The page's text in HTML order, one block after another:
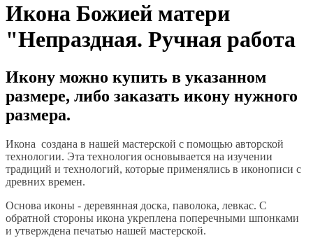
Икона Божией матери
"Непраздная. Ручная работа
Икону можно купить в указанном
размере, либо заказать икону нужного
размера.
Икона создана в нашей мастерской с помощью авторской
технологии. Эта технология основывается на изучении
традиций и технологий, которые применялись в иконописи с
древних времен.
Основа иконы - деревянная доска, паволока, левкас. С
обратной стороны икона укреплена поперечными шпонками
и утверждена печатью нашей мастерской.